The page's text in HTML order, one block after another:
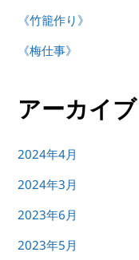
《竹籠作り》
《梅仕事》
アーカイブ
2024年4月
2024年3月
2023年6月
2023年5月